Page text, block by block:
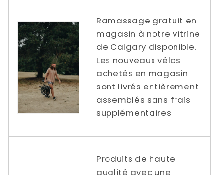
Ramassage gratuit en
magasin à notre vitrine
de Calgary disponible.
Les nouveaux vélos
achetés en magasin
sont livrés entièrement
assemblés sans frais
supplémentaires !
Produits de haute
qualité avec une